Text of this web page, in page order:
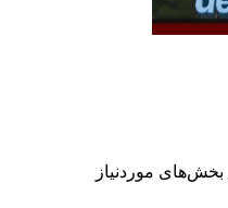
بخش‌های موردنیاز